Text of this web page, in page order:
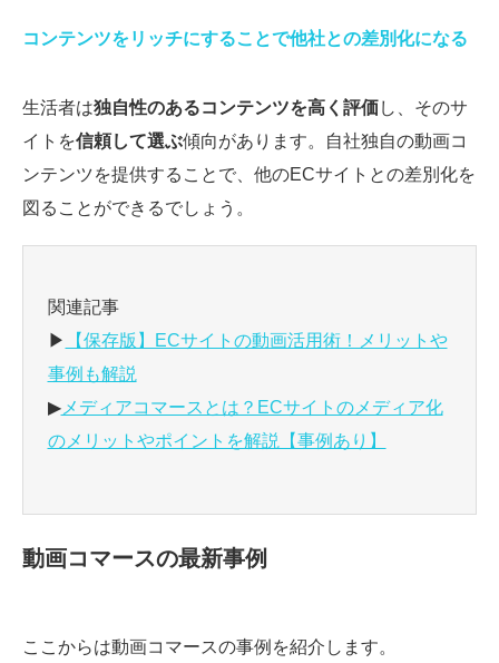
コンテンツをリッチにすることで他社との差別化になる
生活者は独自性のあるコンテンツを高く評価し、そのサ
イトを信頼して選ぶ傾向があります。自社独自の動画コ
ンテンツを提供することで、他のECサイトとの差別化を
図ることができるでしょう。
関連記事
▶
【保存版】ECサイトの動画活用術！メリットや
事例も解説
▶メディアコマースとは？ECサイトのメディア化
のメリットやポイントを解説【事例あり】
動画コマースの最新事例
ここからは動画コマースの事例を紹介します。